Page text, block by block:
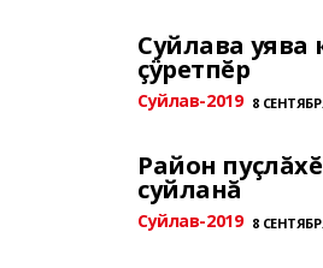
Суйлава уява
çÿретпĕр
Суйлав-2019 8
Район
суйланă
Суйлав-2019 8